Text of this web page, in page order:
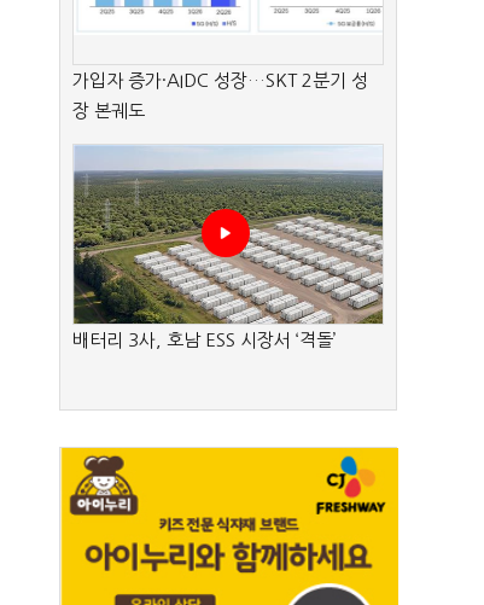
가입자 증가·AIDC 성장…SKT 2분기 성
장 본궤도
배터리 3사, 호남 ESS 시장서 ‘격돌’